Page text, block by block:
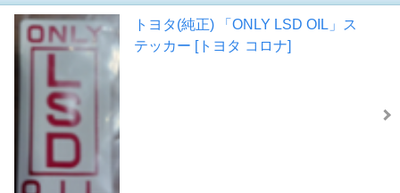
トヨタ(純正) 「ONLY LSD OIL」ス
テッカー [トヨタ コロナ]